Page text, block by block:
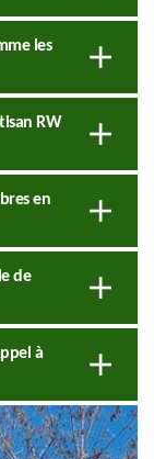
les
RW
en
de
à